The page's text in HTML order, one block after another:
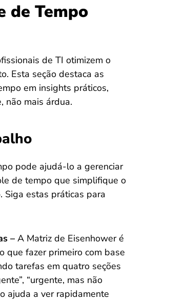
de Tempo
de TI otimizem o
Esta seção destaca as
em insights práticos,
não mais árdua.
pode ajudá-lo a gerenciar
de tempo que simplifique o
Siga estas práticas para
–A Matriz de Eisenhower é
que fazer primeiro com base
tarefas em quatro seções
“urgente, mas não
ajuda a ver rapidamente